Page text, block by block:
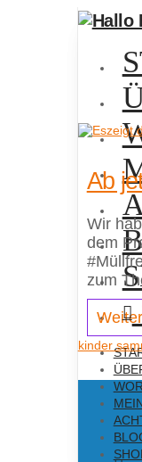
Ab
Wir
dem
zum
kinder